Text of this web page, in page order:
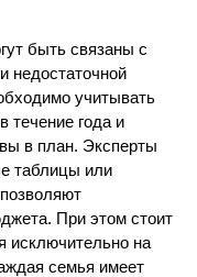
быть связаны с
недостаточной
учитывать
течение года и
в план. Эксперты
таблицы или
При этом стоит
исключительно на
семья имеет